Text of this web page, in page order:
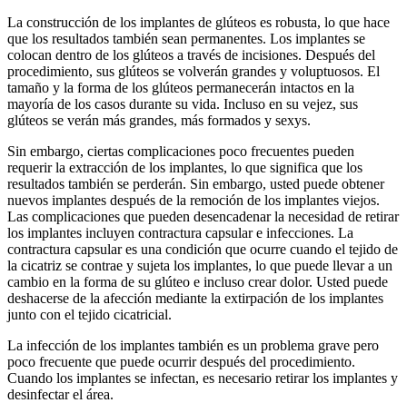
La construcción de los implantes de glúteos es robusta, lo que hace
que los resultados también sean permanentes. Los implantes se
colocan dentro de los glúteos a través de incisiones. Después del
procedimiento, sus glúteos se volverán grandes y voluptuosos. El
tamaño y la forma de los glúteos permanecerán intactos en la
mayoría de los casos durante su vida. Incluso en su vejez, sus
glúteos se verán más grandes, más formados y sexys.
Sin embargo, ciertas complicaciones poco frecuentes pueden
requerir la extracción de los implantes, lo que significa que los
resultados también se perderán. Sin embargo, usted puede obtener
nuevos implantes después de la remoción de los implantes viejos.
Las complicaciones que pueden desencadenar la necesidad de retirar
los implantes incluyen contractura capsular e infecciones. La
contractura capsular es una condición que ocurre cuando el tejido de
la cicatriz se contrae y sujeta los implantes, lo que puede llevar a un
cambio en la forma de su glúteo e incluso crear dolor. Usted puede
deshacerse de la afección mediante la extirpación de los implantes
junto con el tejido cicatricial.
La infección de los implantes también es un problema grave pero
poco frecuente que puede ocurrir después del procedimiento.
Cuando los implantes se infectan, es necesario retirar los implantes y
desinfectar el área.